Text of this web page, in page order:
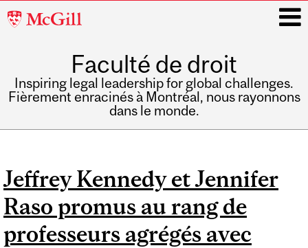
McGill
Faculté de droit
Inspiring legal leadership for global challenges.
Fièrement enracinés à Montréal, nous rayonnons
dans le monde.
Jeffrey Kennedy et Jennifer
Raso promus au rang de
professeurs agrégés avec